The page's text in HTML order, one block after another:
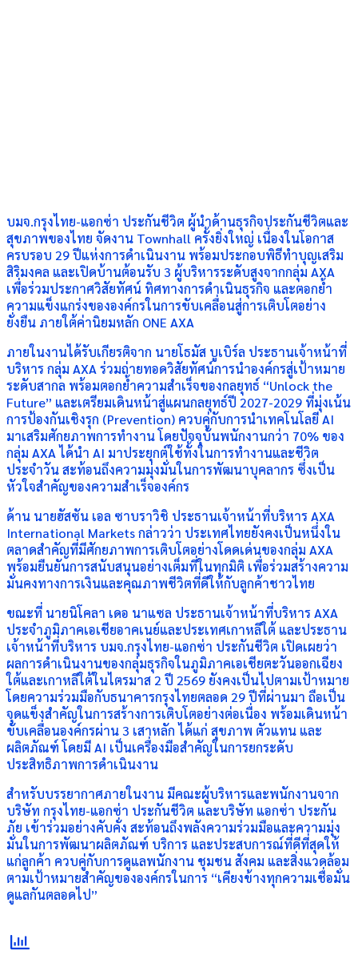
บมจ.กรุงไทย-แอกซ่า ประกันชีวิต ผู้นำด้านธุรกิจประกันชีวิตและ
สุขภาพของไทย จัดงาน Townhall ครั้งยิ่งใหญ่ เนื่องในโอกาส
ครบรอบ 29 ปีแห่งการดำเนินงาน พร้อมประกอบพิธีทำบุญเสริม
สิริมงคล และเปิดบ้านต้อนรับ 3 ผู้บริหารระดับสูงจากกลุ่ม AXA
เพื่อร่วมประกาศวิสัยทัศน์ ทิศทางการดำเนินธุรกิจ และตอกย้ำ
ความแข็งแกร่งขององค์กรในการขับเคลื่อนสู่การเติบโตอย่าง
ยั่งยืน ภายใต้ค่านิยมหลัก ONE AXA
ภายในงานได้รับเกียรติจาก นายโธมัส บูเบิร์ล ประธานเจ้าหน้าที่
บริหาร กลุ่ม AXA ร่วมถ่ายทอดวิสัยทัศน์การนำองค์กรสู่เป้าหมาย
ระดับสากล พร้อมตอกย้ำความสำเร็จของกลยุทธ์ “Unlock the
Future” และเตรียมเดินหน้าสู่แผนกลยุทธ์ปี 2027-2029 ที่มุ่งเน้น
การป้องกันเชิงรุก (Prevention) ควบคู่กับการนำเทคโนโลยี AI
มาเสริมศักยภาพการทำงาน โดยปัจจุบันพนักงานกว่า 70% ของ
กลุ่ม AXA ได้นำ AI มาประยุกต์ใช้ทั้งในการทำงานและชีวิต
ประจำวัน สะท้อนถึงความมุ่งมั่นในการพัฒนาบุคลากร ซึ่งเป็น
หัวใจสำคัญของความสำเร็จองค์กร
ด้าน นายฮัสซัน เอล ซาบราวิชิ ประธานเจ้าหน้าที่บริหาร AXA
International Markets กล่าวว่า ประเทศไทยยังคงเป็นหนึ่งใน
ตลาดสำคัญที่มีศักยภาพการเติบโตอย่างโดดเด่นของกลุ่ม AXA
พร้อมยืนยันการสนับสนุนอย่างเต็มที่ในทุกมิติ เพื่อร่วมสร้างความ
มั่นคงทางการเงินและคุณภาพชีวิตที่ดีให้กับลูกค้าชาวไทย
ขณะที่ นายนิโคลา เดอ นาแซล ประธานเจ้าหน้าที่บริหาร AXA
ประจำภูมิภาคเอเชียอาคเนย์และประเทศเกาหลีใต้ และประธาน
เจ้าหน้าที่บริหาร บมจ.กรุงไทย-แอกซ่า ประกันชีวิต เปิดเผยว่า
ผลการดำเนินงานของกลุ่มธุรกิจในภูมิภาคเอเชียตะวันออกเฉียง
ใต้และเกาหลีใต้ในไตรมาส 2 ปี 2569 ยังคงเป็นไปตามเป้าหมาย
โดยความร่วมมือกับธนาคารกรุงไทยตลอด 29 ปีที่ผ่านมา ถือเป็น
จุดแข็งสำคัญในการสร้างการเติบโตอย่างต่อเนื่อง พร้อมเดินหน้า
ขับเคลื่อนองค์กรผ่าน 3 เสาหลัก ได้แก่ สุขภาพ ตัวแทน และ
ผลิตภัณฑ์ โดยมี AI เป็นเครื่องมือสำคัญในการยกระดับ
ประสิทธิภาพการดำเนินงาน
สำหรับบรรยากาศภายในงาน มีคณะผู้บริหารและพนักงานจาก
บริษัท กรุงไทย-แอกซ่า ประกันชีวิต และบริษัท แอกซ่า ประกัน
ภัย เข้าร่วมอย่างคับคั่ง สะท้อนถึงพลังความร่วมมือและความมุ่ง
มั่นในการพัฒนาผลิตภัณฑ์ บริการ และประสบการณ์ที่ดีที่สุดให้
แก่ลูกค้า ควบคู่กับการดูแลพนักงาน ชุมชน สังคม และสิ่งแวดล้อม
ตามเป้าหมายสำคัญขององค์กรในการ “เคียงข้างทุกความเชื่อมั่น
ดูแลกันตลอดไป”